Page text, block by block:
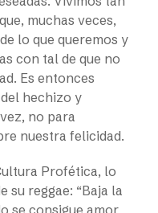
muchas veces,
lo que queremos y
con tal de que no
Es entonces
hechizo y
no para
nuestra felicidad.
Profética, lo
su reggae: “Baja la